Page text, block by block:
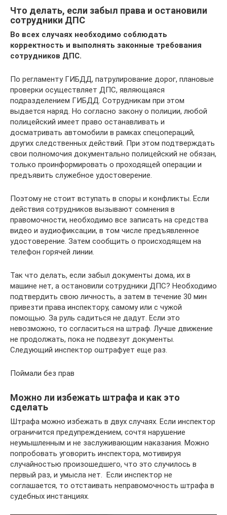
Что делать, если забыл права и остановили
сотрудники ДПС
Во всех случаях необходимо соблюдать
корректность и выполнять законные требования
сотрудников ДПС.
По регламенту ГИБДД, патрулирование дорог, плановые
проверки осуществляет ДПС, являющаяся
подразделением ГИБДД. Сотрудникам при этом
выдается наряд. Но согласно закону о полиции, любой
полицейский имеет право останавливать и
досматривать автомобили в рамках спецопераций,
других следственных действий. При этом подтверждать
свои полномочия документально полицейский не обязан,
только проинформировать о проходящей операции и
предъявить служебное удостоверение.
Поэтому не стоит вступать в споры и конфликты. Если
действия сотрудников вызывают сомнения в
правомочности, необходимо все записать на средства
видео и аудиофиксации, в том числе предъявленное
удостоверение. Затем сообщить о происходящем на
телефон горячей линии.
Так что делать, если забыл документы дома, их в
машине нет, а остановили сотрудники ДПС? Необходимо
подтвердить свою личность, а затем в течение 30 мин
привезти права инспектору, самому или с чужой
помощью. За руль садиться не дадут. Если это
невозможно, то согласиться на штраф. Лучше движение
не продолжать, пока не подвезут документы.
Следующий инспектор оштрафует еще раз.
Поймали без прав
Можно ли избежать штрафа и как это
сделать
Штрафа можно избежать в двух случаях. Если инспектор
ограничится предупреждением, сочтя нарушение
неумышленным и не заслуживающим наказания. Можно
попробовать уговорить инспектора, мотивируя
случайностью произошедшего, что это случилось в
первый раз, и умысла нет. Если инспектор не
соглашается, то отстаивать неправомочность штрафа в
судебных инстанциях.